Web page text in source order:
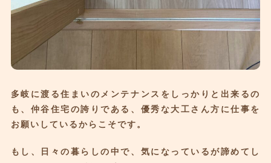
多岐に渡る住まいのメンテナンスをしっかりと出来るの
も、仲谷住宅の誇りである、優秀な大工さん方に仕事を
お願いしているからこそです。
もし、日々の暮らしの中で、気になっているが諦めてし